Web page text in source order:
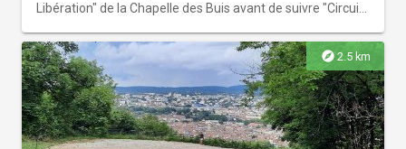
Libération" de la Chapelle des Buis avant de suivre "Circuit
chemin aller.
explore 2.5 km